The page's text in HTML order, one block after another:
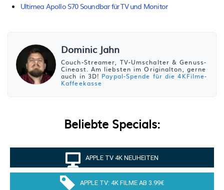
Ultimea Apollo S70 Soundbar für TV und Monitor
Dominic Jahn
Couch-Streamer, TV-Umschalter & Genuss-
Cineast. Am liebsten im Originalton, gerne
auch in 3D! Paypal-Spende für die 4KFilme-
Kaffeekasse
Beliebte Specials:
APPLE TV 4K NEUHEITEN
APPLE TV: 4K FILME AB 3.99€